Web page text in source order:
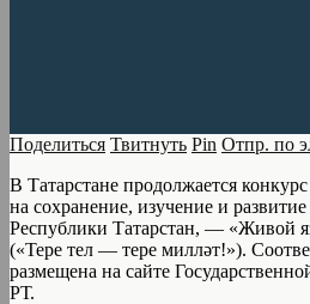
Поделиться Твитнуть Pin Отпр. по
В Татарстане продолжается
на сохранение, изучение и
Республики Татарстан, — «Живой
(«Тере тел — тере милләт!»).
размещена на сайте
РТ.